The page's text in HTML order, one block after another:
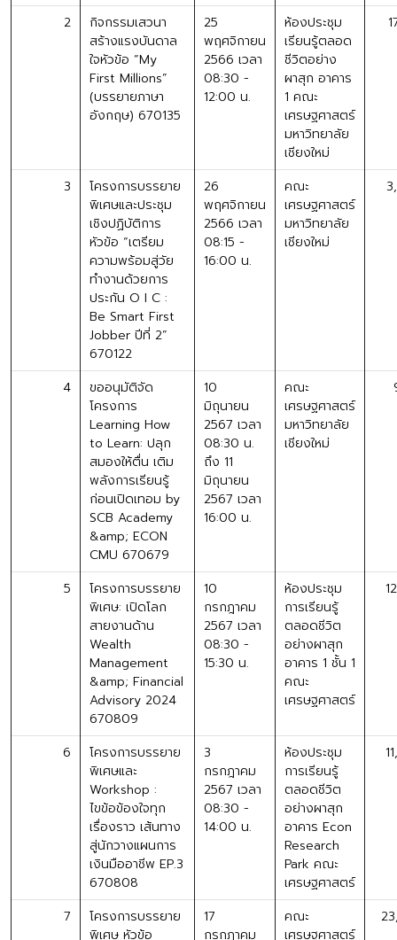
2
กิจกรรมเสวนา
สร้างแรงบันดาล
ใจหัวข้อ “My
First Millions”
(บรรยายภาษา
อังกฤษ) 670135
25
พฤศจิกายน
2566 เวลา
08:30 -
12:00 น.
ห้องประชุม
เรียนรู้ตลอด
ชีวิตอย่าง
ผาสุก อาคาร
1 คณะ
เศรษฐศาสตร์
มหาวิทยาลัย
เชียงใหม่
3
โครงการบรรยาย
พิเศษและประชุม
เชิงปฏิบัติการ
หัวข้อ “เตรียม
ความพร้อมสู่วัย
ทำงานด้วยการ
ประกัน O I C :
Be Smart First
Jobber ปีที่ 2”
670122
26
พฤศจิกายน
2566 เวลา
08:15 -
16:00 น.
คณะ
เศรษฐศาสตร์
มหาวิทยาลัย
เชียงใหม่
4
ขออนุมัติจัด
โครงการ
Learning How
to Learn: ปลุก
สมองให้ตื่น เติม
พลังการเรียนรู้
ก่อนเปิดเทอม by
SCB Academy
&amp; ECON
CMU 670679
10
มิถุนายน
2567 เวลา
08:30 น.
ถึง 11
มิถุนายน
2567 เวลา
16:00 น.
คณะ
เศรษฐศาสตร์
มหาวิทยาลัย
เชียงใหม่
5
โครงการบรรยาย
พิเศษ: เปิดโลก
สายงานด้าน
Wealth
Management
&amp; Financial
Advisory 2024
670809
10
กรกฎาคม
2567 เวลา
08:30 -
15:30 น.
ห้องประชุม
การเรียนรู้
ตลอดชีวิต
อย่างผาสุก
อาคาร 1 ชั้น 1
คณะ
เศรษฐศาสตร์
6
โครงการบรรยาย
พิเศษและ
Workshop :
ไขข้อข้องใจทุก
เรื่องราว เส้นทาง
สู่นักวางแผนการ
เงินมืออาชีพ EP.3
670808
3
กรกฎาคม
2567 เวลา
08:30 -
14:00 น.
ห้องประชุม
การเรียนรู้
ตลอดชีวิต
อย่างผาสุก
อาคาร Econ
Research
Park คณะ
เศรษฐศาสตร์
7
โครงการบรรยาย
พิเศษ หัวข้อ
17
กรกฎาคม
คณะ
เศรษฐศาสตร์